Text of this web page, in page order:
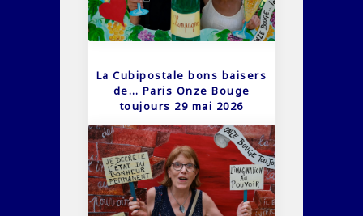
La Cubipostale bons baisers
de… Paris Onze Bouge
toujours 29 mai 2026